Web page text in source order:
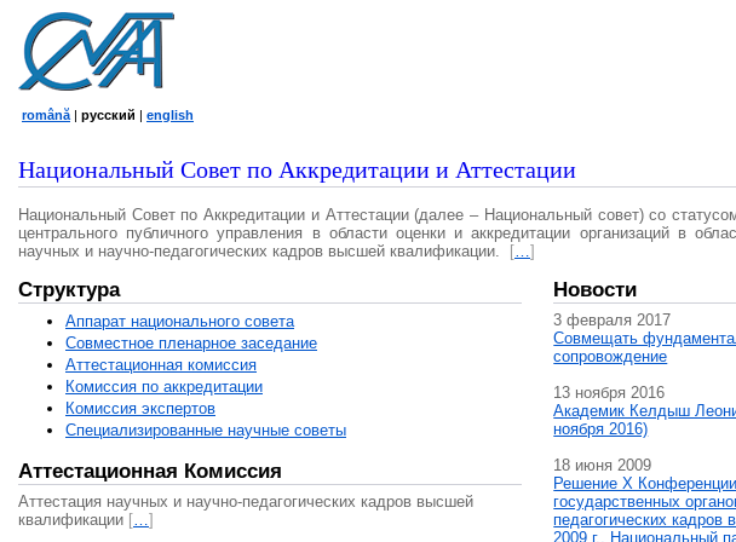
română | русский | english
Национальный Совет по Аккредитации и Аттестации
Национальный Совет по Аккредитации и Аттестации (далее – Национальный совет) со
центрального публичного управления в области оценки и аккредитации организаций в
научных и научно-педагогических кадров высшей квалификации.
[…]
Структура
Аппарат национального совета
Совместное пленарное заседание
Аттестационная комисcия
Комиссия по аккредитации
Комиссия экспертов
Специализированные научные советы
Аттестационная Комиссия
Аттестация научных и научно-педагогических кадров высшей
квалификации […]
Новости
3 февраля 2017
Совмещать
сопровождение
13 ноября 2016
Академик Келдыш
ноября 2016)
18 июня 2009
Решение X
государственных
педагогических
2009 г., Национальный